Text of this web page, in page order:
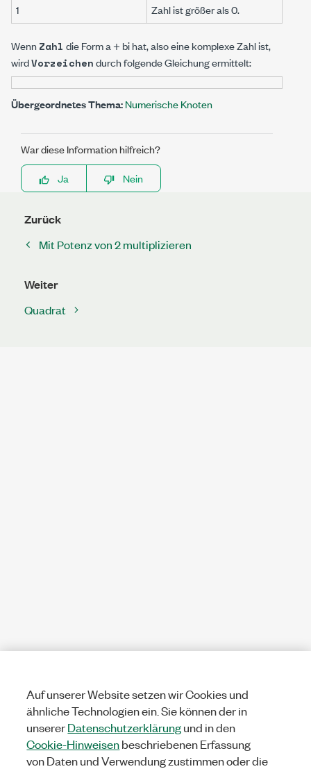
1
Zahlist größer als 0.
WennZahl die Form a + bihat, also eine komplexe Zahl ist,
wirdVorzeichendurch folgende Gleichung ermittelt:
Übergeordnetes Thema:Numerische Knoten
War diese Information hilfreich?
Ja
Nein
Zurück
Mit Potenz von 2 multiplizieren
Weiter
Quadrat
Auf unserer Website setzen wir Cookies und
ähnliche Technologien ein. Sie können der in
unsererDatenschutzerklärungund in den
Cookie-Hinweisenbeschriebenen Erfassung
von Daten und Verwendung zustimmen oder die